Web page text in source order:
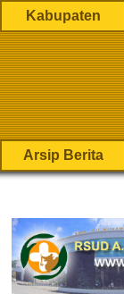
Kabupaten
Arsip Berita